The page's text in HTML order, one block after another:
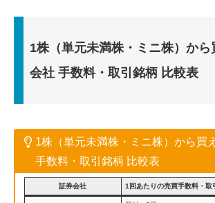
1株（単元未満株・ミニ株）から
会社 手数料・取引銘柄 比較表
1株（単元未満株・ミニ株）から買
手数料・取引銘柄 比較表
証券会社 1回あたりの売買手数料・取